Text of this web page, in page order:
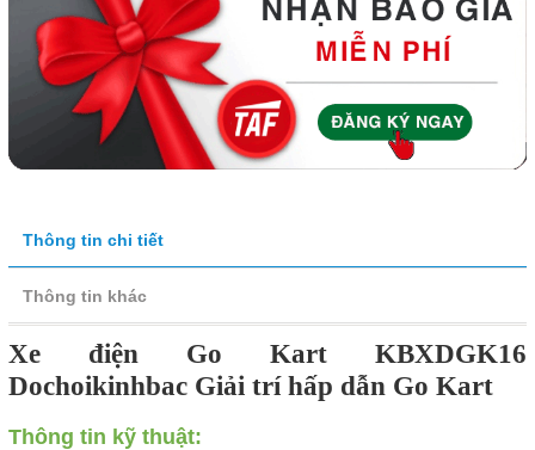
Thông tin chi tiết
Thông tin khác
Xe điện Go Kart KBXDGK16
Dochoikinhbac Giải trí hấp dẫn Go Kart
Thông tin kỹ thuật: